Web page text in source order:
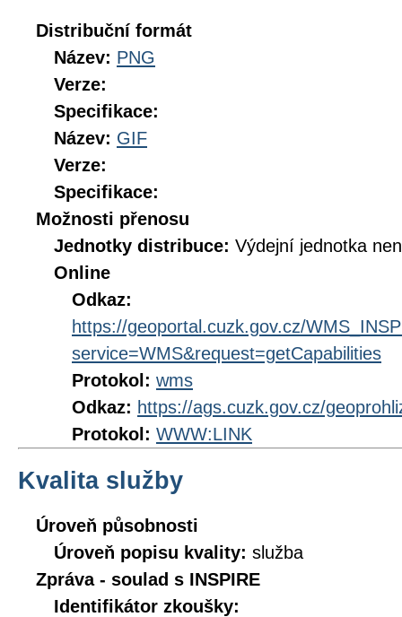
Distribuční formát
Název: PNG
Verze:
Specifikace:
Název: GIF
Verze:
Specifikace:
Možnosti přenosu
Jednotky distribuce: Výdejní jednotka
Online
Odkaz:
https://geoportal.cuzk.gov.cz/
service=WMS&request=getCapabilities
Protokol: wms
Odkaz: https://ags.cuzk.gov.cz/
Protokol: WWW:LINK
Kvalita služby
Úroveň působnosti
Úroveň popisu kvality: služba
Zpráva - soulad s INSPIRE
Identifikátor zkoušky: